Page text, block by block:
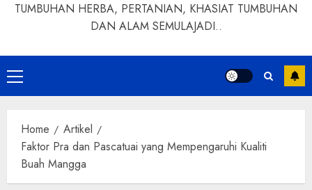
TUMBUHAN HERBA, PERTANIAN, KHASIAT TUMBUHAN
DAN ALAM SEMULAJADI..
Primary
Menu
Home
Artikel
Faktor Pra dan Pascatuai yang Mempengaruhi Kualiti
Buah Mangga